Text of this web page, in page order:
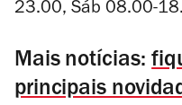
23.00, Sáb 08.00-
Mais notícias:
principais